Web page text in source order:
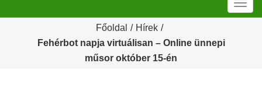
Főoldal / Hírek /
Fehérbot napja virtuálisan – Online ünnepi
műsor október 15-én